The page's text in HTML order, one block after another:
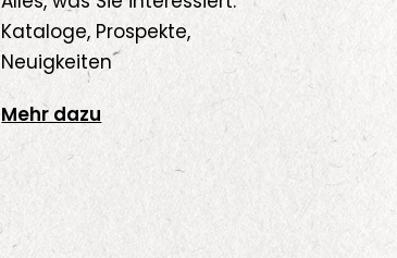
Kataloge, Prospekte,
Neuigkeiten
Mehr dazu